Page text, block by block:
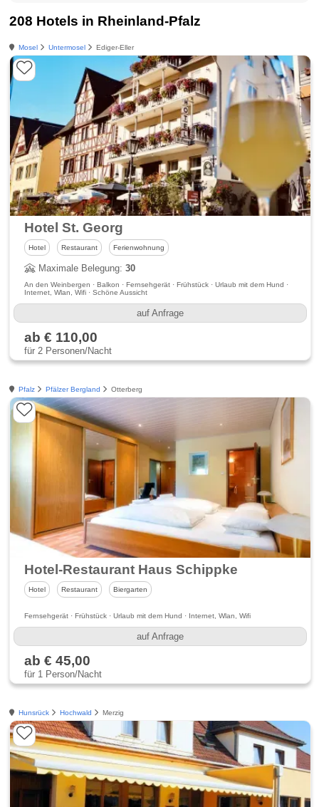
208 Hotels in Rheinland-Pfalz
Mosel Untermosel Ediger-Eller
Hotel St. Georg
Hotel Restaurant Ferienwohnung
Maximale Belegung:30
An den Weinbergen · Balkon · Fernsehgerät · Frühstück · Urlaub mit dem Hund ·
Internet, Wlan, Wifi · Schöne Aussicht
auf Anfrage
ab € 110,00
für 2 Personen/Nacht
Pfalz Pfälzer Bergland Otterberg
Hotel-Restaurant Haus Schippke
Hotel Restaurant Biergarten
Fernsehgerät · Frühstück · Urlaub mit dem Hund · Internet, Wlan, Wifi
auf Anfrage
ab € 45,00
für 1 Person/Nacht
Hunsrück Hochwald Merzig